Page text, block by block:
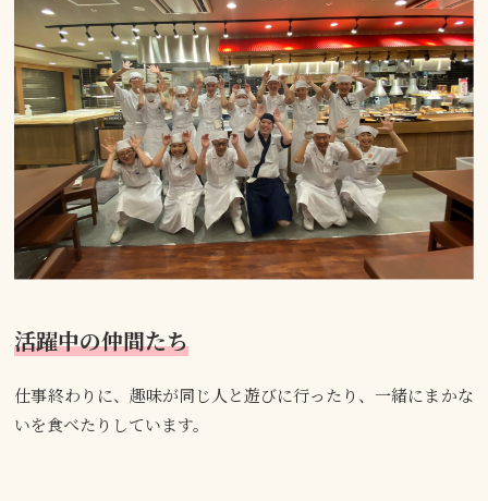
活躍中の仲間たち
仕事終わりに、趣味が同じ人と遊びに行ったり、一緒にまかな
いを食べたりしています。